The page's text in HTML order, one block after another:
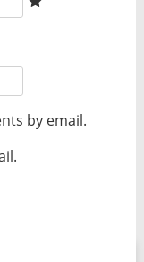
by email.